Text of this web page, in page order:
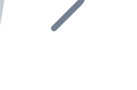
nel tuo ecosistema.
rete di rivenditori e